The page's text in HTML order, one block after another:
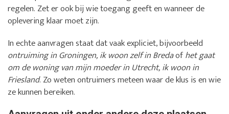
regelen. Zet er ook bij wie toegang geeft en wanneer de
oplevering klaar moet zijn.
In echte aanvragen staat dat vaak expliciet, bijvoorbeeld
ontruiming in Groningen, ik woon zelf in Bredaofhet gaat
om de woning van mijn moeder in Utrecht, ik woon in
Friesland. Zo weten ontruimers meteen waar de klus is en wie
ze kunnen bereiken.